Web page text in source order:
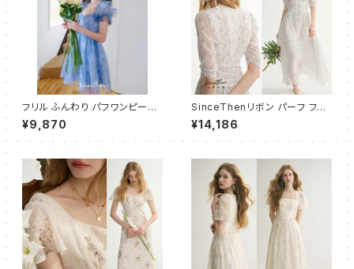
フリル ふんわり パフワンピース
ショート
¥9,870
SinceThenリボン パーフ フレ
アワンピース ロング
¥14,186